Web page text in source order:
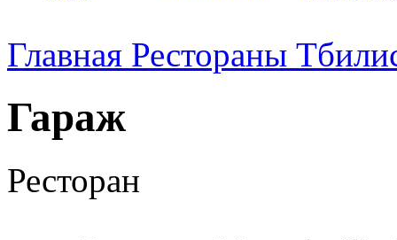
Главная Рестораны
Гараж
Ресторан